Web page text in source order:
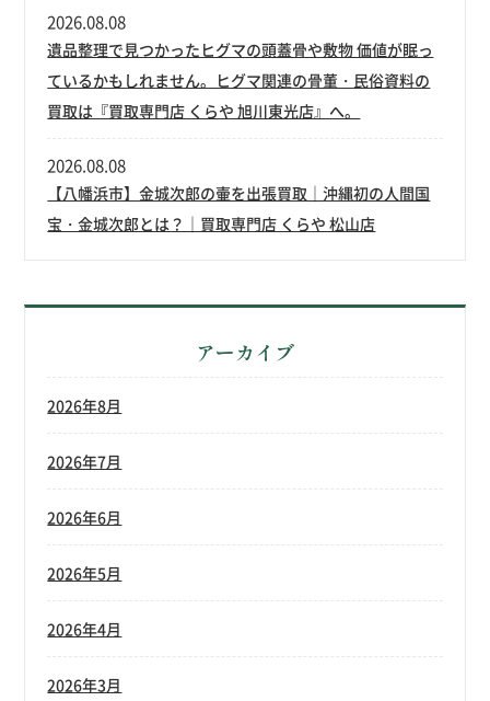
遺品整理で見つかったヒグマの頭蓋骨や敷物 価値が眠っ
ているかもしれません。ヒグマ関連の骨董・民俗資料の
買取は『買取専門店 くらや 旭川東光店』へ。
2026.08.08
【八幡浜市】金城次郎の壷を出張買取｜沖縄初の人間国
宝・金城次郎とは？｜買取専門店 くらや 松山店
2026.08.08
アーカイブ
2026年8月
2026年7月
2026年6月
2026年5月
2026年4月
2026年3月